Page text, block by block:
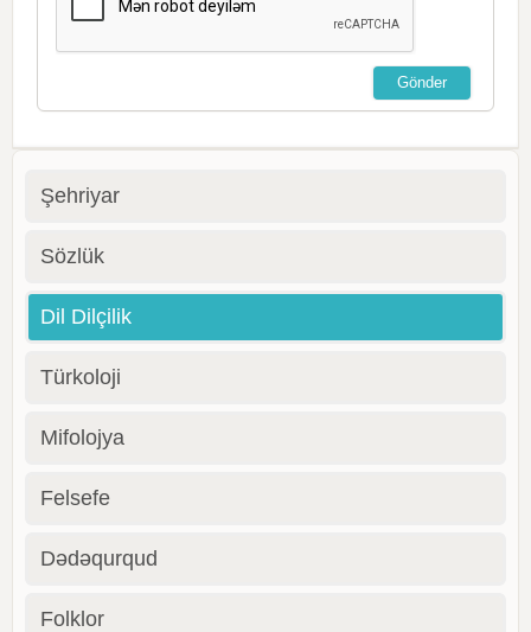
Şehriyar
Sözlük
Dil Dilçilik
Türkoloji
Mifolojya
Felsefe
Dədəqurqud
Folklor